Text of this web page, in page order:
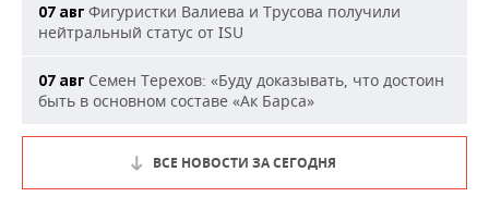
07 авг Фигуристки Валиева и Трусова получили
нейтральный статус от ISU
07 авг Семен Терехов: «Буду доказывать, что достоин
быть в основном составе «Ак Барса»
ВСЕ НОВОСТИ ЗА СЕГОДНЯ